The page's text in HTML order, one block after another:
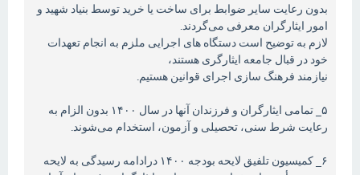
بدون رعایت سایر ضوابط برای ساخت یا خرید توسط بنیاد شهید و
امور ایثارگران معرفی می‌گردند.
لازم به توضیح است دستگاه های اجرایی ملزم به انجام تعهدات
خود در قبال جامعه ایثارگری هستند،
نیازمند فرهنگ سازی اجرای قوانین هستیم.
۵_ تمامی ایثارگران و فرزندان آنها در سال ۱۴۰۰ بدون الزام به
رعایت شرط سنی، تحصیلی و آزمون، استخدام می‌شوند.
۶_ کمیسیون تلفیق لایحه بودجه ۱۴۰۰ درادامه رسیدگی به لایحه